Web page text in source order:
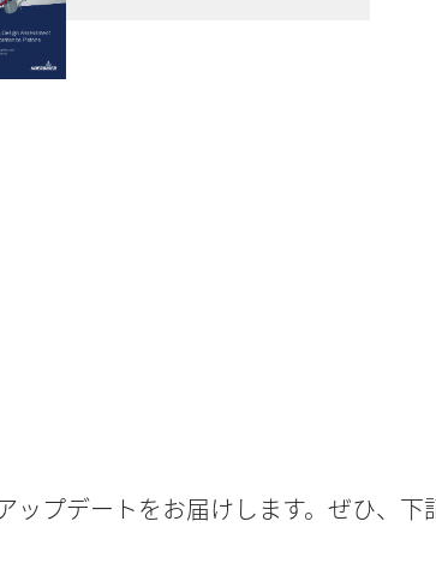
プデートをお届けします。ぜひ、下